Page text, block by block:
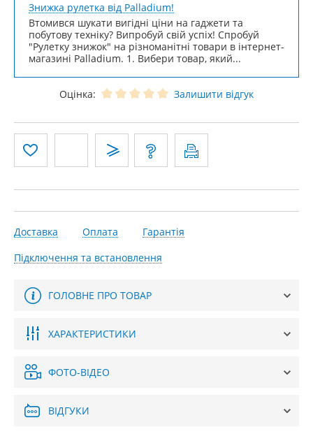
Знижка рулетка від Palladium!
Втомився шукати вигідні ціни на гаджети та
побутову техніку? Випробуй свій успіх! Спробуй
"Рулетку знижок" на різноманітні товари в інтернет-
магазині Palladium. 1. Вибери товар, який...
Оцінка: Залишити відгук
Доставка Оплата
Гарантія
Підключення та встановлення
ГОЛОВНЕ ПРО ТОВАР
ХАРАКТЕРИСТИКИ
ФОТО-ВІДЕО
ВІДГУКИ